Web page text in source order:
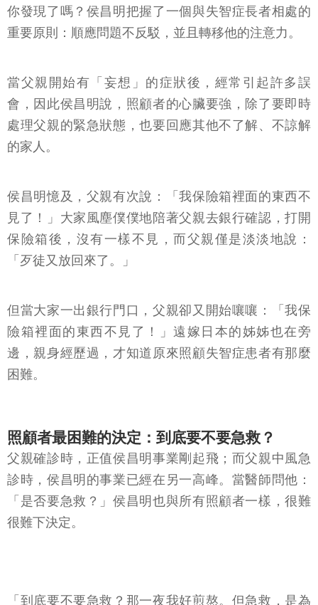
你發現了嗎？侯昌明把握了一個與失智症長者相處的
重要原則：順應問題不反駁，並且轉移他的注意力。
當父親開始有「妄想」的症狀後，經常引起許多誤
會，因此侯昌明說，照顧者的心臟要強，除了要即時
處理父親的緊急狀態，也要回應其他不了解、不諒解
的家人。
侯昌明憶及，父親有次說：「我保險箱裡面的東西不
見了！」大家風塵僕僕地陪著父親去銀行確認，打開
保險箱後，沒有一樣不見，而父親僅是淡淡地說：
「歹徒又放回來了。」
但當大家一出銀行門口，父親卻又開始嚷嚷：「我保
險箱裡面的東西不見了！」遠嫁日本的姊姊也在旁
邊，親身經歷過，才知道原來照顧失智症患者有那麼
困難。
照顧者最困難的決定：到底要不要急救？
父親確診時，正值侯昌明事業剛起飛；而父親中風急
診時，侯昌明的事業已經在另一高峰。當醫師問他：
「是否要急救？」侯昌明也與所有照顧者一樣，很難
很難下決定。
「到底要不要急救？那一夜我好煎熬。但急救，是為